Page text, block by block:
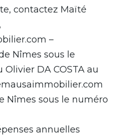
contactez Maïté
–
Nîmes sous le
Olivier DA COSTA au
Nîmes sous le numéro
annuelles